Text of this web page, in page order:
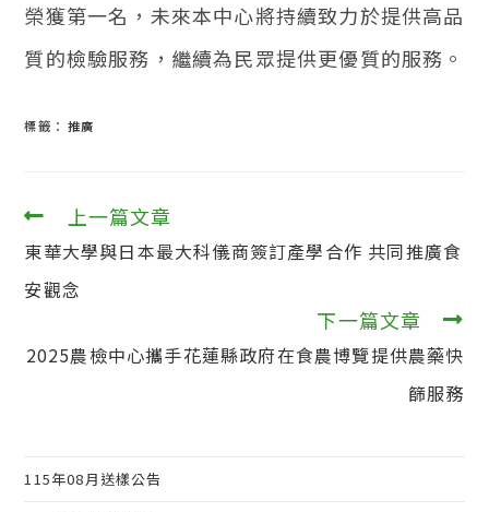
榮獲第一名，未來本中心將持續致力於提供高品
質的檢驗服務，繼續為民眾提供更優質的服務。
標籤：推廣
閱
更
多
文
上一篇文章
東華大學與日本最大科儀商簽訂產學合作 共同推廣食
安觀念
下一篇文章
2025農檢中心攜手花蓮縣政府在食農博覽提供農藥快
篩服務
115年08月送樣公告